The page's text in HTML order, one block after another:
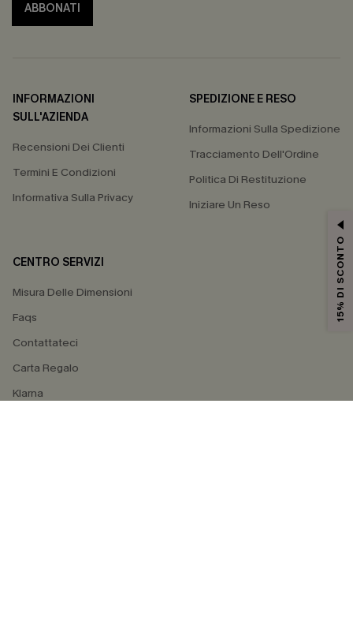
ABBONATI
INFORMAZIONI
SULL'AZIENDA
Recensioni Dei Clienti
Termini E Condizioni
Informativa Sulla Privacy
SPEDIZIONE E RESO
Informazioni Sulla Spedizione
Tracciamento Dell'Ordine
Politica Di Restituzione
Iniziare Un Reso
CENTRO SERVIZI
Misura Delle Dimensioni
Faqs
Contattateci
Carta Regalo
Klarna
15% DI SCONTO